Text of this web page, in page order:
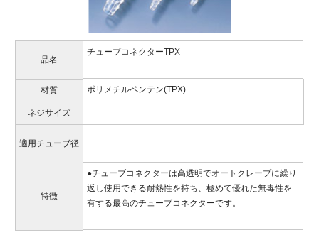
品名
チューブコネクターTPX
材質 ポリメチルペンテン(TPX)
ネジサイズ
適用チューブ径
特徴
●チューブコネクターは高透明でオートクレープに繰り
返し使用できる耐熱性を持ち、極めて優れた無毒性を
有する最高のチューブコネクターです。